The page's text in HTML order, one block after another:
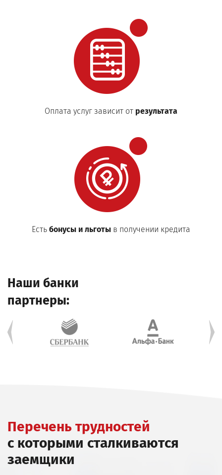
Оплата услуг зависит от результата
Естьбонусы и льготы в получении кредита
Наши банки
партнеры:
Перечень трудностей
с которыми сталкиваются
заемщики